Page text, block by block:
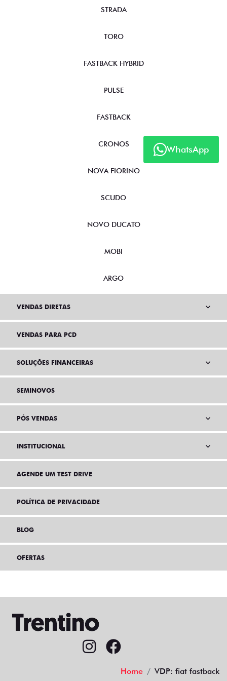
WhatsApp
STRADA
TORO
FASTBACK HYBRID
PULSE
FASTBACK
CRONOS
NOVA FIORINO
SCUDO
NOVO DUCATO
MOBI
ARGO
VENDAS DIRETAS
VENDAS PARA PCD
SOLUÇÕES FINANCEIRAS
SEMINOVOS
PÓS VENDAS
INSTITUCIONAL
AGENDE UM TEST DRIVE
POLÍTICA DE PRIVACIDADE
BLOG
OFERTAS
Home VDP: fiat fastback